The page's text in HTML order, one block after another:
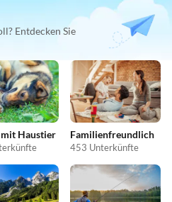
Entdecken Sie
Haustier Familienfreundlich
453 Unterkünfte